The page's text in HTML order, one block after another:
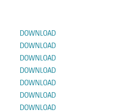
DOWNLOAD
DOWNLOAD
DOWNLOAD
DOWNLOAD
DOWNLOAD
DOWNLOAD
DOWNLOAD